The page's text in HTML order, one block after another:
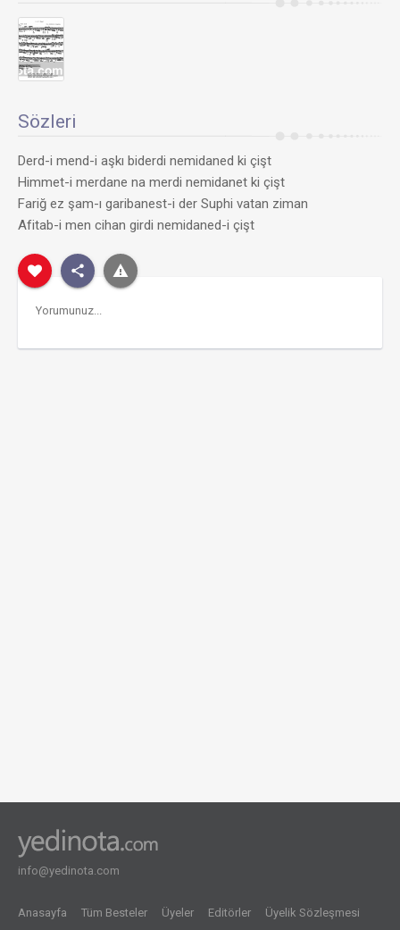
Sözleri
Derd-i mend-i aşkı biderdi nemidaned ki çişt
Himmet-i merdane na merdi nemidanet ki çişt
Fariğ ez şam-ı garibanest-i der Suphi vatan ziman
Afitab-i men cihan girdi nemidaned-i çişt
info@yedinota.com
Anasayfa Tüm Besteler Üyeler Editörler Üyelik Sözleşmesi